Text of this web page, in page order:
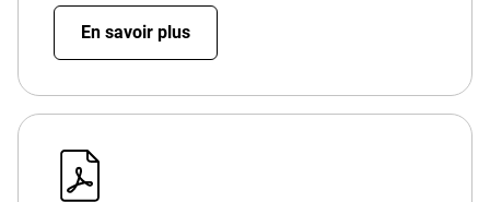
En savoir plus